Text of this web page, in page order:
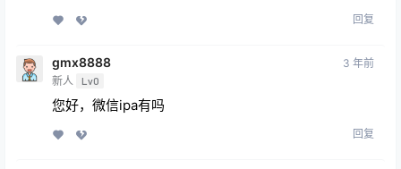
回复
gmx8888
新人 Lv0
3 年前
您好，微信ipa有吗
回复